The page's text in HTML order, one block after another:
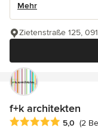
Mehr
Zietenstraße 125,
f+k architekten
Durchschnittliche
5,0 (2